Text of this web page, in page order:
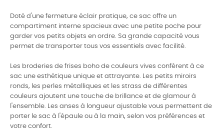
Doté d'une fermeture éclair pratique, ce sac offre un
compartiment interne spacieux avec une petite poche pour
garder vos petits objets en ordre. Sa grande capacité vous
permet de transporter tous vos essentiels avec facilité.
Les broderies de frises boho de couleurs vives confèrent à ce
sac une esthétique unique et attrayante. Les petits miroirs
ronds, les perles métalliques et les strass de différentes
couleurs ajoutent une touche de brillance et de glamour à
l'ensemble. Les anses à longueur ajustable vous permettent de
porter le sac à l'épaule ou à la main, selon vos préférences et
votre confort.